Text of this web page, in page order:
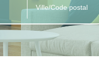
Ville/Code postal